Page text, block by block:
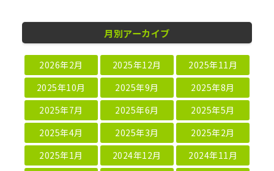
月別アーカイブ
2026年2月 2025年12月
2025年11月
2025年10月
2025年9月
2025年8月
2025年7月
2025年6月
2025年5月
2025年4月
2025年3月
2025年2月
2025年1月
2024年12月
2024年11月